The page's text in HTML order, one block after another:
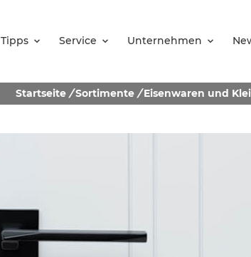
Tipps Service Unternehmen
Startseite / Sortimente / Eisenwaren und